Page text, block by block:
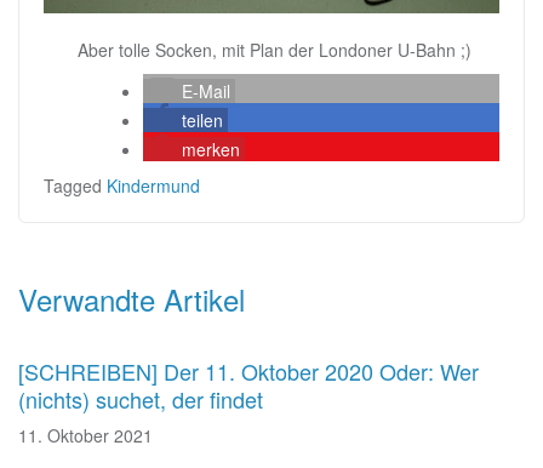
Aber tolle Socken, mit Plan der Londoner U-Bahn ;)
E-Mail
teilen
merken
Tagged Kindermund
Verwandte Artikel
[SCHREIBEN] Der 11. Oktober 2020 Oder: Wer
(nichts) suchet, der findet
11. Oktober 2021
Beitragsnavigation